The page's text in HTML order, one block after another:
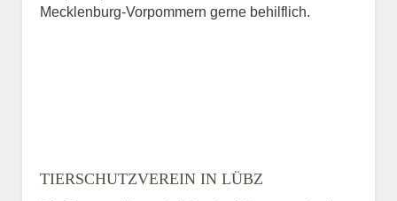
Mecklenburg-Vorpommern gerne behilflich.
TIERSCHUTZVEREIN IN LÜBZ